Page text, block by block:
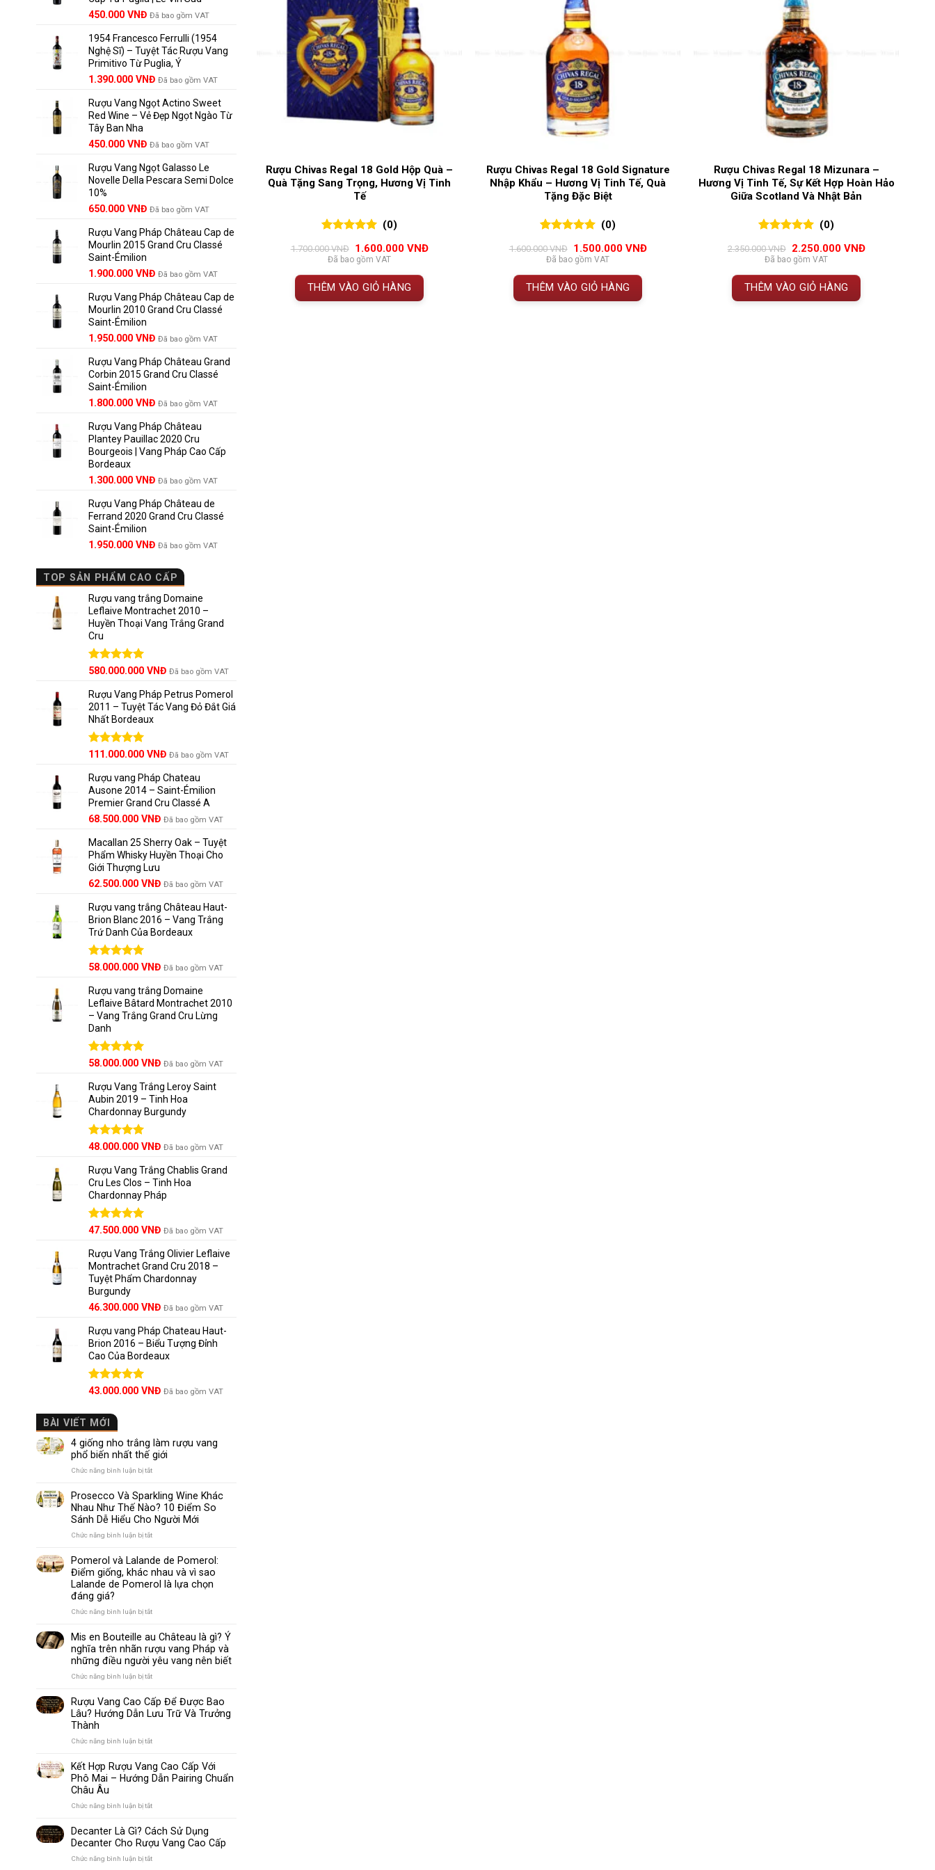
Giá
là:
495.000 VNĐ.
450.000 VNĐGiá
tại
là:
450.000 VNĐ.
Đã bao gồm VAT
1954 Francesco Ferrulli (1954
Nghệ Sĩ) – Tuyệt Tác Rượu Vang
Primitivo Từ Puglia, Ý
Giá
là:
1.529.000 VNĐ.
1.390.000 VNĐGiá
tại
là:
Đã bao gồm VAT
Rượu Vang Ngọt Actino Sweet
Red Wine – Vẻ Đẹp Ngọt Ngào Từ
Tây Ban Nha
450.000 VNĐ Đã bao gồm VAT
Rượu Vang Ngọt Galasso Le
Novelle Della Pescara Semi Dolce
10%
650.000 VNĐ Đã bao gồm VAT
Rượu Vang Pháp Château Cap de
Mourlin 2015 Grand Cru Classé
Saint-Émilion
Giá
là:
2.800.000 VNĐ.
1.900.000 VNĐGiá
tại
là:
Đã bao gồm VAT
Rượu Vang Pháp Château Cap de
Mourlin 2010 Grand Cru Classé
Saint-Émilion
Giá
là:
2.950.000 VNĐ.
1.950.000 VNĐGiá
tại
là:
Đã bao gồm VAT
Rượu Vang Pháp Château Grand
Corbin 2015 Grand Cru Classé
Saint-Émilion
Giá
là:
2.500.000 VNĐ.
1.800.000 VNĐGiá
tại
là:
1.800.000 VNĐ.
Đã bao gồm VAT
Rượu Vang Pháp Château
Plantey Pauillac 2020 Cru
Bourgeois | Vang Pháp Cao Cấp
Bordeaux
Giá
là:
1.850.000 VNĐ.
1.300.000 VNĐGiá
tại
là:
Đã bao gồm VAT
Rượu Vang Pháp Château de
Ferrand 2020 Grand Cru Classé
Saint-Émilion
Giá
là:
2.800.000 VNĐ.
1.950.000 VNĐGiá
tại
là:
1.950.000 VNĐ.
Đã bao gồm VAT
TOP SẢN PHẨM CAO CẤP
Rượu vang trắng Domaine
Leflaive Montrachet 2010 –
Huyền Thoại Vang Trắng Grand
Cru
Được xếp
5 sao
580.000.000 VNĐ Đã bao gồm VAT
Rượu Vang Pháp Petrus Pomerol
2011 – Tuyệt Tác Vang Đỏ Đắt Giá
Nhất Bordeaux
Được xếp
5 sao
Giá
là:
125.000.000 VNĐ.
111.000.000 VNĐGiá
tại
là:
111.000.000 VNĐ.
Đã bao gồm VAT
Rượu vang Pháp Chateau
Ausone 2014 – Saint-Émilion
Premier Grand Cru Classé A
68.500.000 VNĐ Đã bao gồm VAT
Macallan 25 Sherry Oak – Tuyệt
Phẩm Whisky Huyền Thoại Cho
Giới Thượng Lưu
Giá
là:
65.000.000 VNĐ.
62.500.000 VNĐGiá
tại
là:
62.500.000 VNĐ.
Đã bao gồm VAT
Rượu vang trắng Château Haut-
Brion Blanc 2016 – Vang Trắng
Trứ Danh Của Bordeaux
Được xếp
5 sao
58.000.000 VNĐ Đã bao gồm VAT
Rượu vang trắng Domaine
Leflaive Bâtard Montrachet 2010
– Vang Trắng Grand Cru Lừng
Danh
Được xếp
5 sao
58.000.000 VNĐ Đã bao gồm VAT
Rượu Vang Trắng Leroy Saint
Aubin 2019 – Tinh Hoa
Chardonnay Burgundy
Được xếp
5 sao
48.000.000 VNĐ Đã bao gồm VAT
Rượu Vang Trắng Chablis Grand
Cru Les Clos – Tinh Hoa
Chardonnay Pháp
Được xếp
5 sao
47.500.000 VNĐ Đã bao gồm VAT
Rượu Vang Trắng Olivier Leflaive
Montrachet Grand Cru 2018 –
Tuyệt Phẩm Chardonnay
Burgundy
46.300.000 VNĐ Đã bao gồm VAT
Rượu vang Pháp Chateau Haut-
Brion 2016 – Biểu Tượng Đỉnh
Cao Của Bordeaux
Được xếp
5 sao
43.000.000 VNĐ Đã bao gồm VAT
BÀI VIẾT MỚI
4 giống nho trắng làm rượu vang
phổ biến nhất thế giới
Chức năng bình luận bị tắtở
giống
nho
trắng
làm
biến
nhất
thế
Prosecco Và Sparkling Wine Khác
Nhau Như Thế Nào? 10 Điểm So
Sánh Dễ Hiểu Cho Người Mới
Chức năng bình luận bị tắtở
Và
Sparkling
Wine
Khác
10
Điểm
So
Dễ
Cho
Người
Pomerol và Lalande de Pomerol:
Điểm giống, khác nhau và vì sao
Lalande de Pomerol là lựa chọn
đáng giá?
Chức năng bình luận bị tắtở
Lalande
de
Pomerol:
nhau
và
Pomerol
là
đáng
Mis en Bouteille au Château là gì? Ý
nghĩa trên nhãn rượu vang Pháp và
những điều người yêu vang nên biết
Chức năng bình luận bị tắtở
en
Bouteille
au
nghĩa
trên
và
những
người
Rượu Vang Cao Cấp Để Được Bao
Lâu? Hướng Dẫn Lưu Trữ Và Trưởng
Thành
Chức năng bình luận bị tắtở
Vang
Cao
Cấp
Hướng
Dẫn
Kết Hợp Rượu Vang Cao Cấp Với
Phô Mai – Hướng Dẫn Pairing Chuẩn
Châu Âu
Chức năng bình luận bị tắtở
Hợp
Rượu
Vang
Cao
Decanter Là Gì? Cách Sử Dụng
Decanter Cho Rượu Vang Cao Cấp
Chức năng bình luận bị tắtở
Rượu Chivas Regal 18 Gold Hộp Quà –
Quà Tặng Sang Trọng, Hương Vị Tinh
Tế
đánh giá
(0)
1.700.000VNĐ
Giá
gốc
là:
1.700.000 VNĐ.
1.600.000 VNĐGiá
Đã bao gồm VAT
THÊM VÀO GIỎ HÀNG
Rượu Chivas Regal 18 Gold Signature
Nhập Khẩu – Hương Vị Tinh Tế, Quà
Tặng Đặc Biệt
đánh giá
(0)
1.600.000VNĐ
Giá
gốc
là:
1.600.000 VNĐ.
1.500.000 VNĐGiá
Đã bao gồm VAT
THÊM VÀO GIỎ HÀNG
Rượu Chivas Regal 18 Mizunara –
Hương Vị Tinh Tế, Sự Kết Hợp Hoàn Hảo
Giữa Scotland Và Nhật Bản
đánh giá
(0)
2.350.000VNĐ
Giá
gốc
là:
2.350.000 VNĐ.
2.250.000 VNĐGiá
Đã bao gồm VAT
THÊM VÀO GIỎ HÀNG